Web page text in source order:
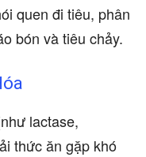
quen đi tiêu, phân
bón và tiêu chảy.
lactase,
thức ăn gặp khó